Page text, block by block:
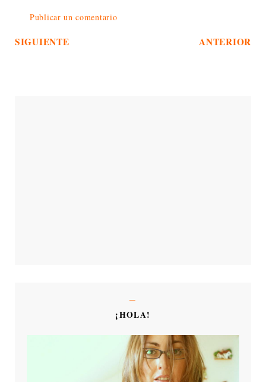
Publicar un comentario
SIGUIENTE ANTERIOR
¡HOLA!